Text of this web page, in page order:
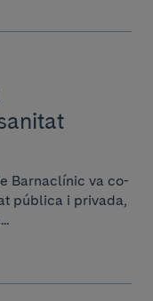
Barnaclínic va co-
pública i privada,